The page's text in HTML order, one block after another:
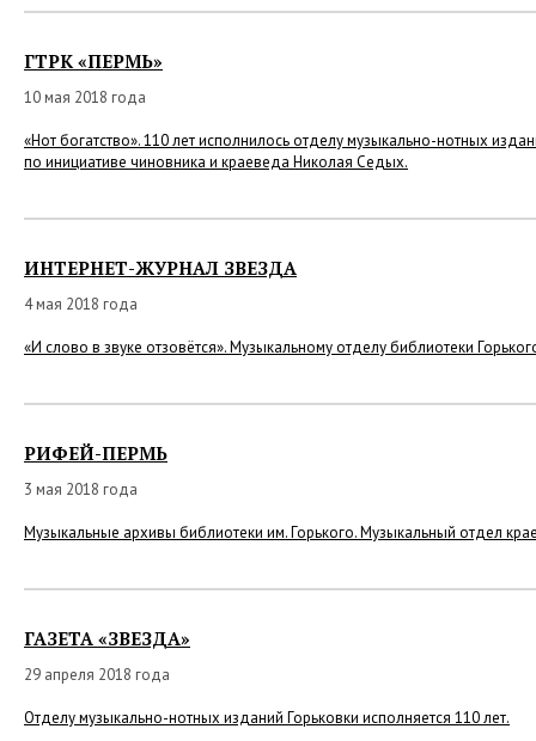
ГТРК «ПЕРМЬ»
10 мая 2018 года
«Нот богатство». 110 лет исполнилось отделу музыкально-нотных
по инициативе чиновника и краеведа Николая Седых.
ИНТЕРНЕТ-ЖУРНАЛ ЗВЕЗДА
4 мая 2018 года
«И слово в звуке отзовётся». Музыкальному отделу библиотеки
РИФЕЙ-ПЕРМЬ
3 мая 2018 года
Музыкальные архивы библиотеки им. Горького. Музыкальный отдел
ГАЗЕТА «ЗВЕЗДА»
29 апреля 2018 года
Отделу музыкально-нотных изданий Горьковки исполняется 110 лет.